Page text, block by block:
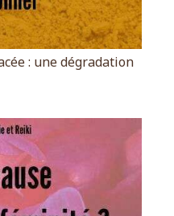
: une dégradation